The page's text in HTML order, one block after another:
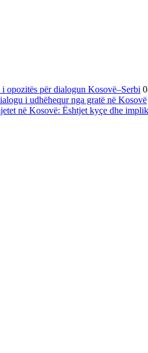
për dialogun Kosovë–Serbi
i udhëhequr nga gratë në Kosovë
në Kosovë: Ështjet kyçe dhe